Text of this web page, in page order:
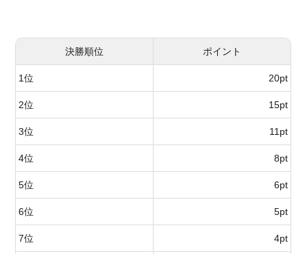
決勝順位 ポイント
1位 20pt
2位 15pt
3位 11pt
4位 8pt
5位 6pt
6位 5pt
7位 4pt